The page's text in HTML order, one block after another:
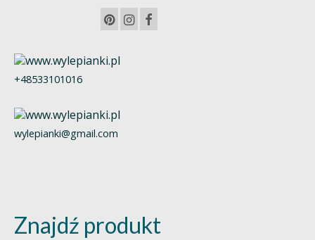
+48533101016
wylepianki@gmail.com
Znajdź produkt